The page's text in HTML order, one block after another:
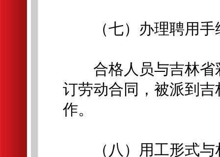
（七）办理聘用手
合格人员与吉林省
订劳动合同，被派到
作。
（八）用工形式与